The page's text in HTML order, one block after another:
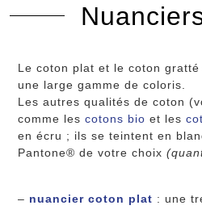
Le coton plat et le coton
une large gamme de coloris.
Les autres qualités de coton
comme les cotons bio et les
en écru ; ils se teintent en
Pantone® de votre choix
– nuancier coton plat : une